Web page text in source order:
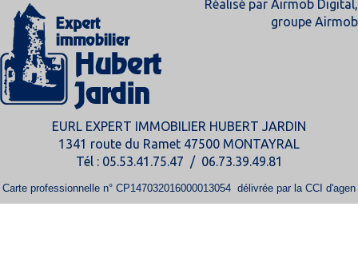
Réalisé par Airmob Digital,
groupe Airmob
EURL EXPERT IMMOBILIER HUBERT JARDIN
1341 route du Ramet 47500 MONTAYRAL
Tél : 05.53.41.75.47 / 06.73.39.49.81
Carte professionnelle n° CP147032016000013054 délivrée par la CCI d'agen